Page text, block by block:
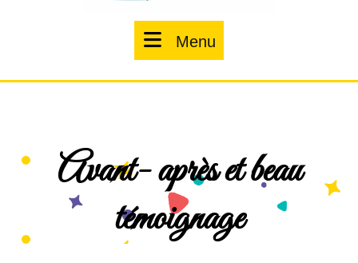
Menu
Avant- après et beau
témoignage